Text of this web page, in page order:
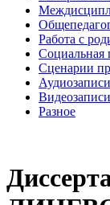
Работа с
Социальная
Сценарии
Аудиозаписи
Видеозаписи
Разное